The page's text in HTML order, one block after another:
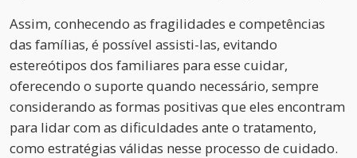
Assim, conhecendo as fragilidades e competências
das famílias, é possível assisti-las, evitando
estereótipos dos familiares para esse cuidar,
oferecendo o suporte quando necessário, sempre
considerando as formas positivas que eles encontram
para lidar com as dificuldades ante o tratamento,
como estratégias válidas nesse processo de cuidado.